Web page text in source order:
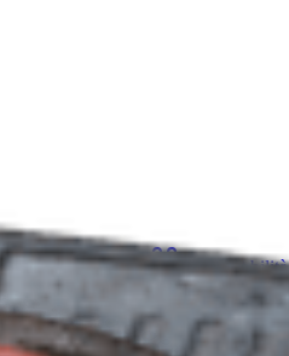
Oggetti Stagioni Albero Abilità